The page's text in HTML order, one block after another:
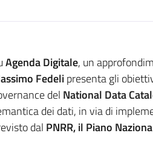
Agenda Digitale, un
Fedelipresenta gli
del National Data
dei dati, in via di
dal PNRR, il Piano